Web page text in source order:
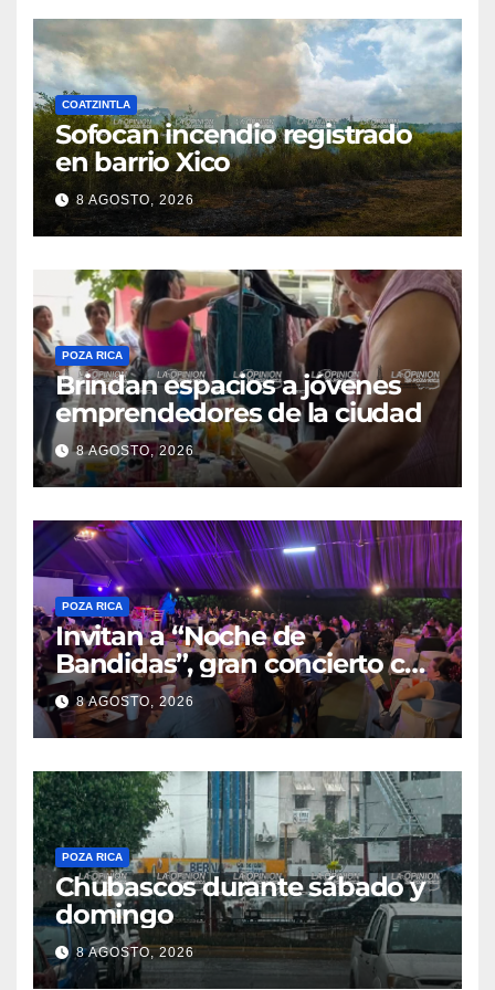
COATZINTLA
Sofocan incendio registrado
en barrio Xico
8 AGOSTO, 2026
POZA RICA
Brindan espacios a jóvenes
emprendedores de la ciudad
8 AGOSTO, 2026
POZA RICA
Invitan a “Noche de
Bandidas”, gran concierto con
causa
8 AGOSTO, 2026
POZA RICA
Chubascos durante sábado y
domingo
8 AGOSTO, 2026